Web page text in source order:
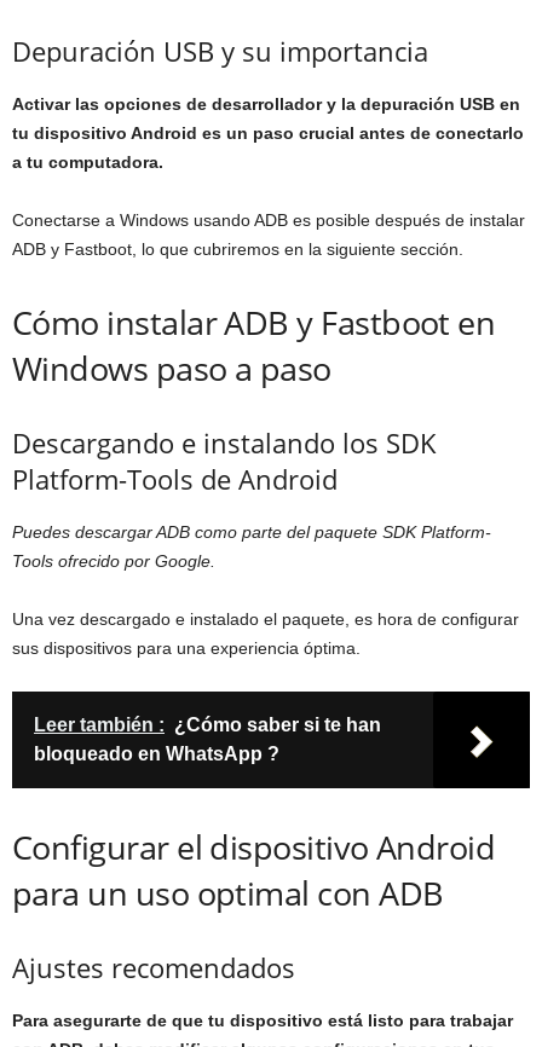
Depuración USB y su importancia
Activar las opciones de desarrollador y la depuración USB en
tu dispositivo Android es un paso crucial antes de conectarlo
a tu computadora.
Conectarse a Windows usando ADB es posible después de instalar
ADB y Fastboot, lo que cubriremos en la siguiente sección.
Cómo instalar ADB y Fastboot en
Windows paso a paso
Descargando e instalando los SDK
Platform-Tools de Android
Puedes descargar ADB como parte del paquete SDK Platform-
Tools ofrecido por Google.
Una vez descargado e instalado el paquete, es hora de configurar
sus dispositivos para una experiencia óptima.
Leer también : ¿Cómo saber si te han
bloqueado en WhatsApp ?
Configurar el dispositivo Android
para un uso optimal con ADB
Ajustes recomendados
Para asegurarte de que tu dispositivo está listo para trabajar